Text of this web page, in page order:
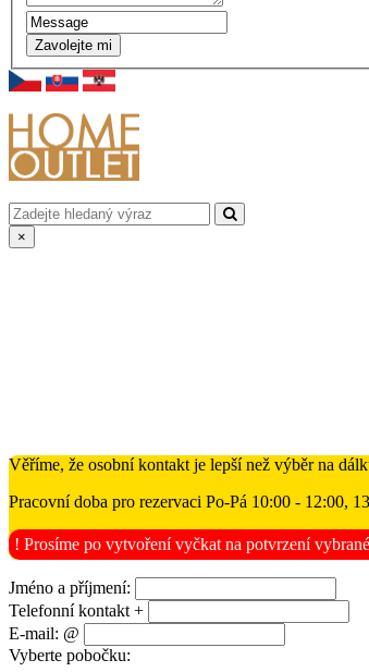
Zavolejte mi
×
Věříme, že osobní kontakt je lepší než výběr na
Pracovní doba pro rezervaci Po-Pá 10:00 - 12:00,
! Prosíme po vytvoření vyčkat na potvrzení
Jméno a příjmení:
Telefonní kontakt +
E-mail: @
Vyberte pobočku: